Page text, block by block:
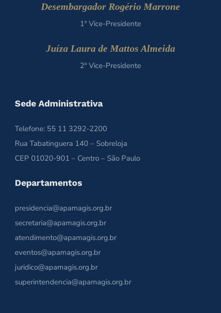
Desembargador Rogério Marrone
1º Vice-Presidente
Juíza Laura de Mattos Almeida
2ª Vice-Presidente
Sede Administrativa
Telefone: 55 11 3292-2200
Rua Tabatinguera 140 – Sobreloja
CEP 01020-901 – Centro – São Paulo
Departamentos
presidencia@apamagis.org.br
secretaria@apamagis.org.br
atendimento@apamagis.org.br
eventos@apamagis.org.br
juridico@apamagis.org.br
superintendencia@apamagis.org.br